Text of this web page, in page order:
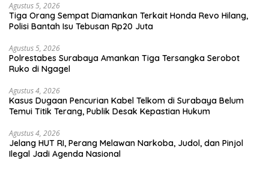
Agustus 5, 2026
Tiga Orang Sempat Diamankan Terkait Honda Revo Hilang,
Polisi Bantah Isu Tebusan Rp20 Juta
Agustus 5, 2026
Polrestabes Surabaya Amankan Tiga Tersangka Serobot
Ruko di Ngagel
Agustus 4, 2026
Kasus Dugaan Pencurian Kabel Telkom di Surabaya Belum
Temui Titik Terang, Publik Desak Kepastian Hukum
Agustus 4, 2026
Jelang HUT RI, Perang Melawan Narkoba, Judol, dan Pinjol
Ilegal Jadi Agenda Nasional